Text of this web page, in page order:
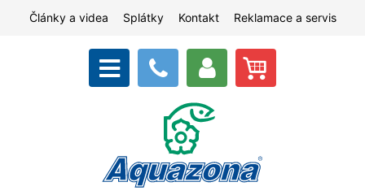
Články a videa Splátky Kontakt Reklamace a servis